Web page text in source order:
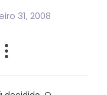
31, 2008